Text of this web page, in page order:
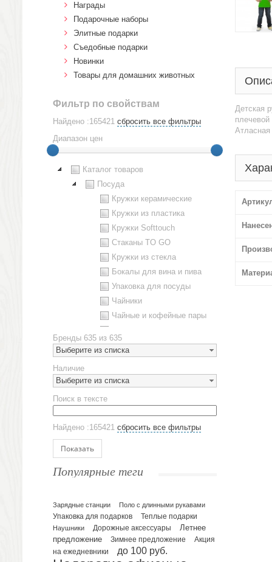
Детская
Атласная
Награды
Подарочные наборы
Элитные подарки
Cъедобные подарки
Новинки
Товары для домашних животных
Фильтр по свойствам
Найдено :165421 сбросить все фильтры
Диапазон цен
Каталог товаров
Посуда
Кружки керамические
Кружки из пластика
Кружки Softtouch
Стаканы TO GO
Кружки из стекла
Бокалы для вина и пива
Упаковка для посуды
Чайники
Чайные и кофейные пары
Наборы посуды
Предметы сервировки
Стаканы
Эко кружки
ЕВРОПОСУДА
Аксессуары
Ежедневники и блокноты
Датированные ежедневники
Планинги и телефонные книжки
Планинги датированные
Планинги недатированные
Телефонные книжки
Бренды 635 из 635
Выберите из списка
Наличие
Выберите из списка
Поиск в тексте
Найдено :165421 сбросить все фильтры
Показать
Популярные теги
Зарядные станции Поло с длинными рукавами
Упаковка для подарков
Теплые подарки
Наушники
Дорожные аксессуары
Летнее
предложение
Зимнее предложение
Акция
на ежедневники
до 100 руб.